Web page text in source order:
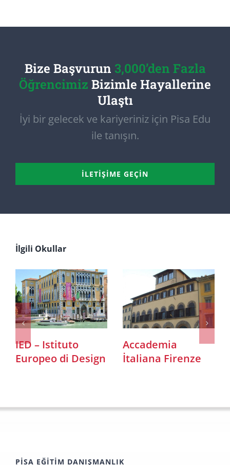
Bize Başvurun 3,000’den Fazla
Öğrencimiz Bizimle Hayallerine
Ulaştı
İyi bir gelecek ve kariyeriniz için Pisa Edu
ile tanışın.
İLETIŞIME GEÇIN
İlgili Okullar
IED – Istituto
Europeo di Design
Accademia
İtaliana Firenze
PISA EĞITIM DANIŞMANLIK